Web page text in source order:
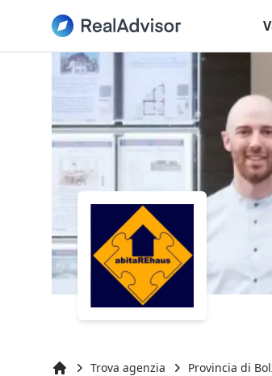
Trova agenzia Provincia di